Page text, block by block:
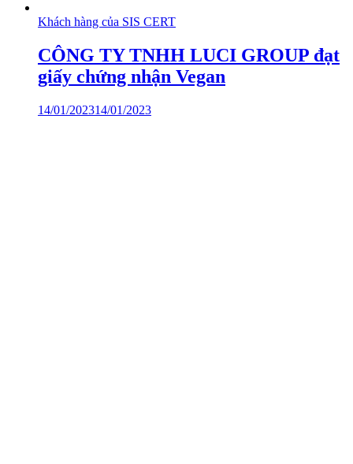
Khách hàng của SIS CERT
CÔNG TY TNHH LUCI GROUP đạt
giấy chứng nhận Vegan
14/01/202314/01/2023